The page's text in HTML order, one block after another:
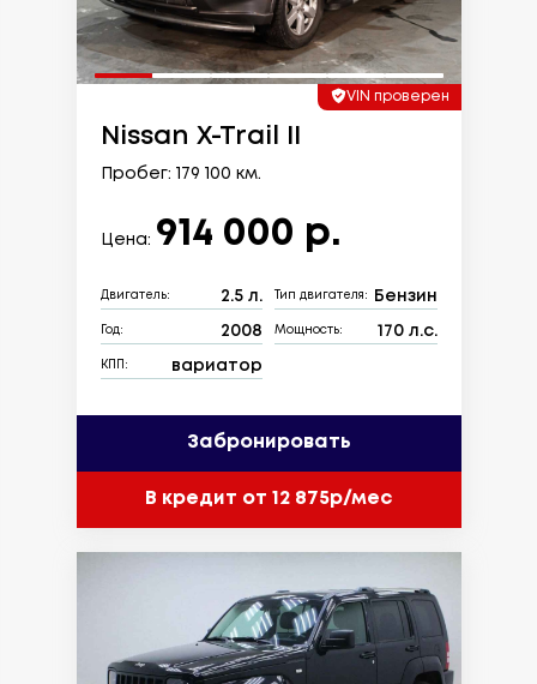
VIN проверен
Nissan X-Trail II
Пробег: 179 100 км.
Цена: 914 000 р.
Двигатель: 2.5 л. Тип двигателя: Бензин
Год: 2008 Мощность: 170 л.с.
КПП: вариатор
Забронировать
В кредит от 12 875р/мес